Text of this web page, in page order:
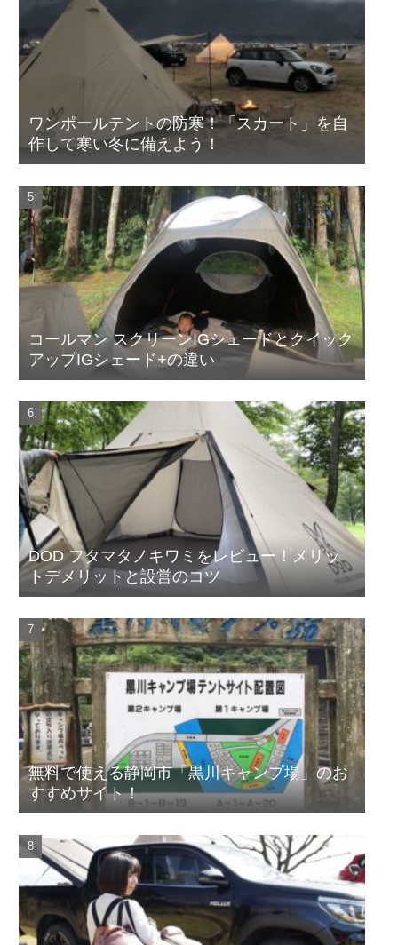
ワンポールテントの防寒！「スカート」を自
作して寒い冬に備えよう！
コールマン スクリーンIGシェードとクイック
アップIGシェード+の違い
DOD フタマタノキワミをレビュー！メリッ
トデメリットと設営のコツ
無料で使える静岡市「黒川キャンプ場」のお
すすめサイト！